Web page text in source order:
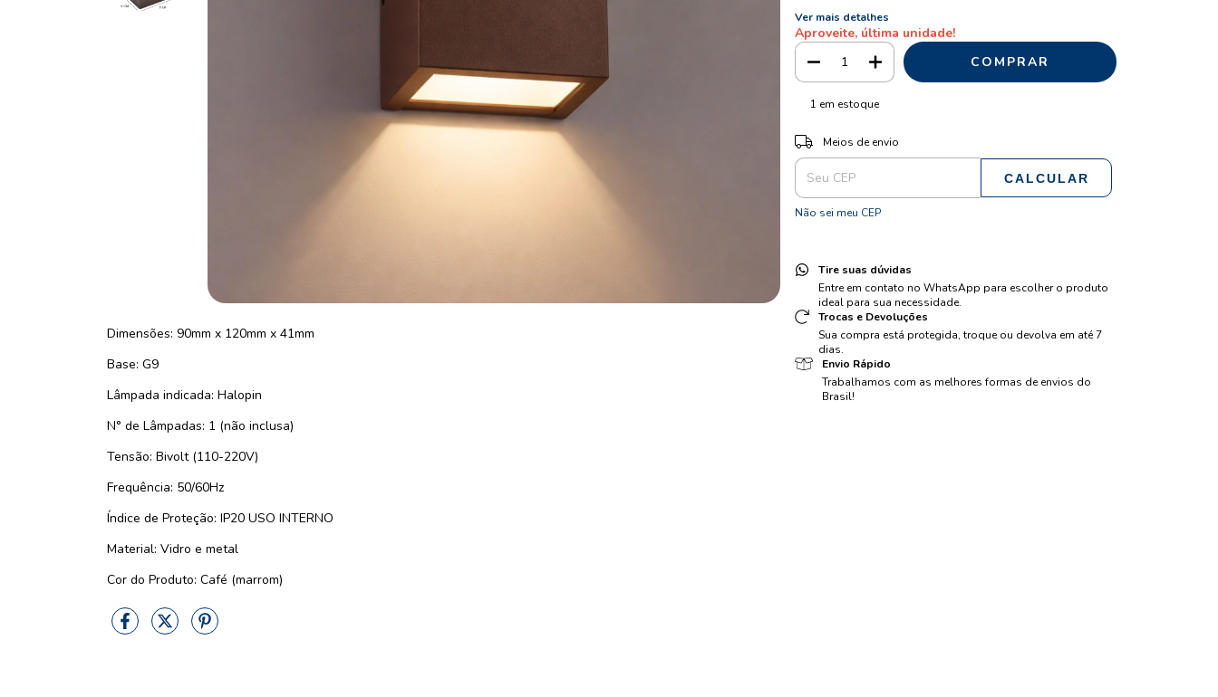
Dimensões: 90mm x 120mm x 41mm
Base: G9
Lâmpada indicada: Halopin
N° de Lâmpadas: 1 (não inclusa)
Tensão: Bivolt (110-220V)
Frequência: 50/60Hz
Índice de Proteção: IP20 USO INTERNO
Material: Vidro e metal
Cor do Produto: Café (marrom)
Ver mais detalhes
Aproveite, última unidade!
1 em estoque
Entregas para o CEP:
Meios de envio
CALCULAR
Não sei meu CEP
Tire suas dúvidas
Entre em contato no WhatsApp para escolher o produto
ideal para sua necessidade.
Trocas e Devoluções
Sua compra está protegida, troque ou devolva em até 7
dias.
Envio Rápido
Trabalhamos com as melhores formas de envios do
Brasil!